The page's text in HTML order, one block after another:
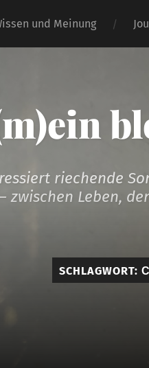
und Meinung
riechende
zwischen Leben,
SCHLAGWORT: